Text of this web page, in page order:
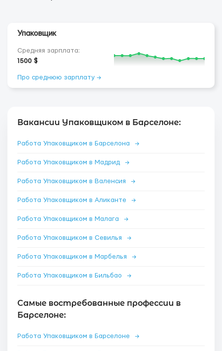
Упаковщик
Средняя зарплата:
1500 $
Про среднюю зарплату →
Вакансии Упаковщиком в Барселоне:
Работа Упаковщиком в Барселона →
Работа Упаковщиком в Мадрид →
Работа Упаковщиком в Валенсия →
Работа Упаковщиком в Аликанте →
Работа Упаковщиком в Малага →
Работа Упаковщиком в Севилья →
Работа Упаковщиком в Марбелья →
Работа Упаковщиком в Бильбао →
Самые востребованные профессии в
Барселоне:
Работа Упаковщиком в Барселоне →